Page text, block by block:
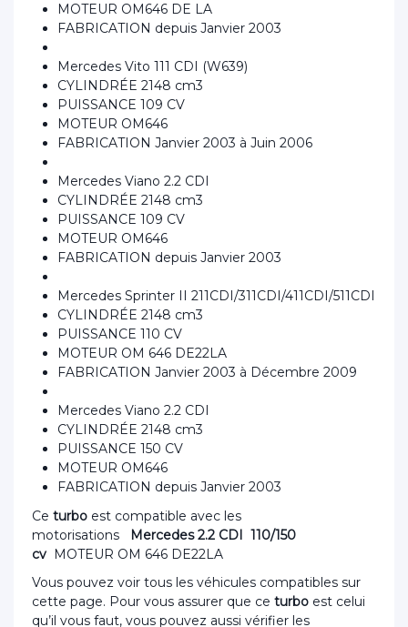
MOTEUR OM646 DE LA
FABRICATION depuis Janvier 2003
Mercedes Vito 111 CDI (W639)
CYLINDRÉE 2148 cm3
PUISSANCE 109 CV
MOTEUR OM646
FABRICATION Janvier 2003 à Juin 2006
Mercedes Viano 2.2 CDI
CYLINDRÉE 2148 cm3
PUISSANCE 109 CV
MOTEUR OM646
FABRICATION depuis Janvier 2003
Mercedes Sprinter II 211CDI/311CDI/411CDI/511CDI
CYLINDRÉE 2148 cm3
PUISSANCE 110 CV
MOTEUR OM 646 DE22LA
FABRICATION Janvier 2003 à Décembre 2009
Mercedes Viano 2.2 CDI
CYLINDRÉE 2148 cm3
PUISSANCE 150 CV
MOTEUR OM646
FABRICATION depuis Janvier 2003
Ce turbo est compatible avec les
motorisations
Mercedes 2.2 CDI 110/150
cv MOTEUR OM 646 DE22LA
Vous pouvez voir tous les véhicules compatibles sur
cette page. Pour vous assurer que ce turbo est celui
qu’il vous faut, vous pouvez aussi vérifier les